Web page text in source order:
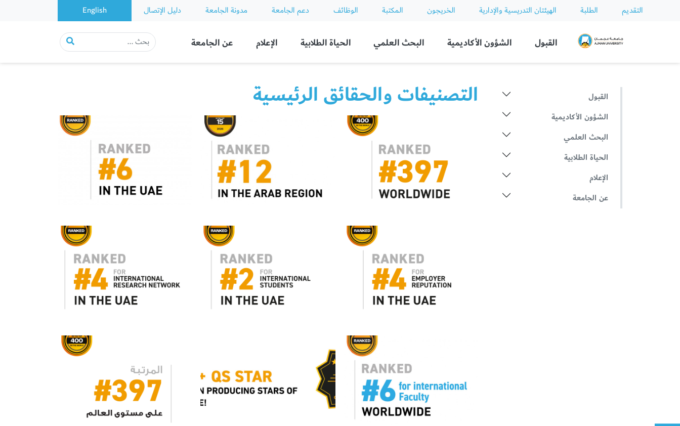
التقديم الطلبة الهيئتان التدريسية والإدارية الخريجون المكتبة الوظائف دعم الجامعة مدونة الجامعة دليل الإتصال English
Ajman University
القبول الشؤون الأكاديمية البحث العلمي الحياة الطلابية الإعلام عن الجامعة
القبول
الشؤون الأكاديمية
البحث العلمي
الحياة الطلابية
الإعلام
عن الجامعة
التصنيفات والحقائق الرئيسية